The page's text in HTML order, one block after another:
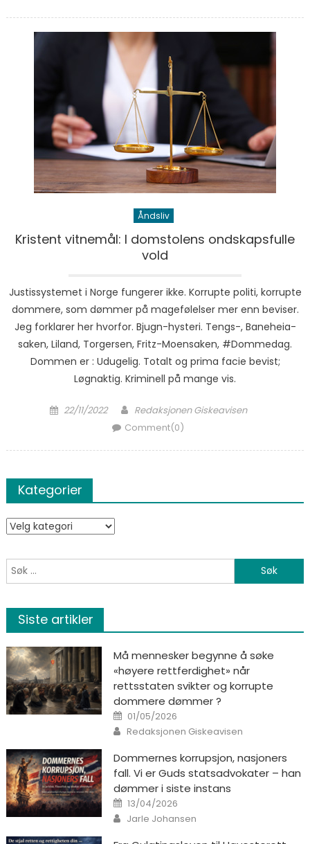
Åndsliv
Kristent vitnemål: I domstolens ondskapsfulle
vold
Justissystemet i Norge fungerer ikke. Korrupte politi, korrupte
dommere, som dømmer på magefølelser mer enn beviser.
Jeg forklarer her hvorfor. Bjugn-hysteri. Tengs-, Baneheia-
saken, Liland, Torgersen, Fritz-Moensaken, #Dommedag.
Dommen er : Udugelig. Totalt og prima facie bevist;
Løgnaktig. Kriminell på mange vis.
Posted on
22/11/2022 Author
Redaksjonen Giskeavisen
Comment(0)
Kategorier
Kategorier
Søk etter:
Siste artikler
Må mennesker begynne å søke
«høyere rettferdighet» når
rettsstaten svikter og korrupte
dommere dømmer ?
Posted on
01/05/2026
Author
Redaksjonen Giskeavisen
Dommernes korrupsjon, nasjoners
fall. Vi er Guds statsadvokater – han
dømmer i siste instans
Posted on
13/04/2026
Author
Jarle Johansen